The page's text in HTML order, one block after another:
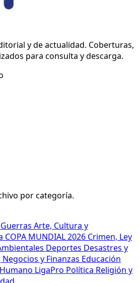
y de actualidad. Coberturas,
para consulta y descarga.
por categoría.
Arte, Cultura y
COPA MUNDIAL 2026 Crimen, Ley
Deportes Desastres y
y Finanzas Educación
LigaPro Política Religión y